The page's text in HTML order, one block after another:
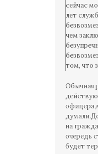
сейчас
лет
чем
том, что
даже нет
Обычная
на
очередь
будет